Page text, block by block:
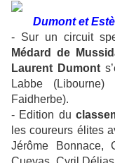
Dumont et
- Sur un circuit
Médard de
Laurent Dumont
Labbe
Faidherbe).
- Edition du
les coureurs élites
Jérôme Bonnace,